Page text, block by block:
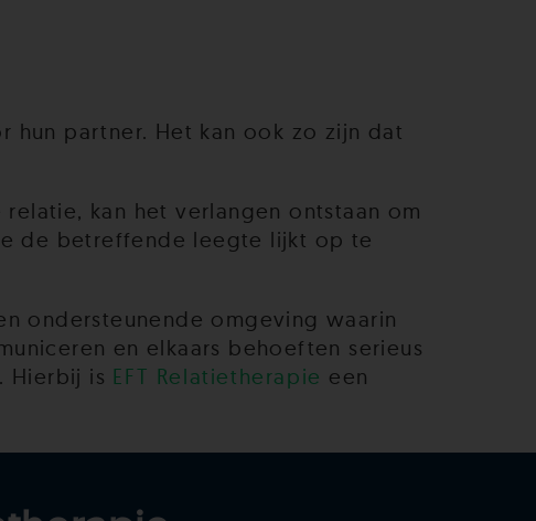
partner. Het kan ook zo zijn dat
kan het verlangen ontstaan om
de betreffende leegte lijkt op te
ondersteunende omgeving waarin
en elkaars behoeften serieus
Hierbij is EFT Relatietherapie een